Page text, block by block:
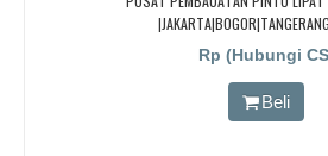
Rp (Hubungi
Beli